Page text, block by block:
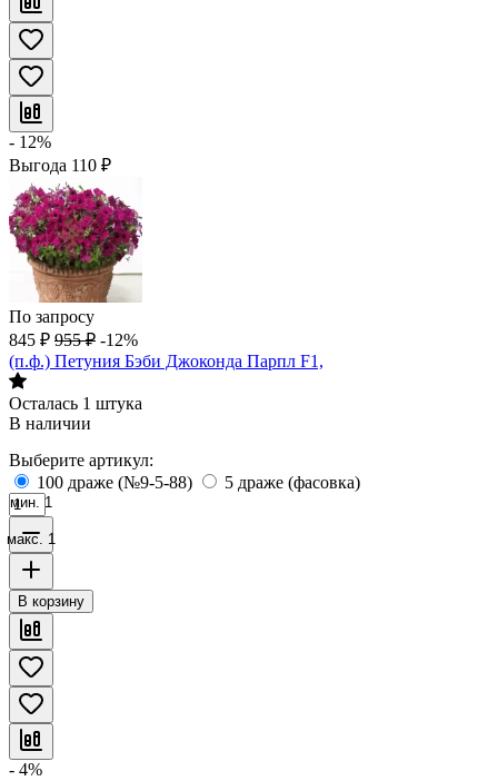
- 12%
Выгода 110 ₽
По запросу
845 ₽ 955 ₽ -12%
(п.ф.) Петуния Бэби Джоконда Парпл F1,
Осталась 1 штука
В наличии
Выберите артикул:
100 драже (№9-5-88)
5 драже (фасовка)
мин. 1
макс. 1
В корзину
- 4%